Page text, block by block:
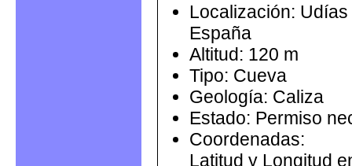
Localización:
España
Altitud: 120 m
Tipo: Cueva
Geología: Caliza
Estado: Permiso
Coordenadas:
Latitud y Longitud